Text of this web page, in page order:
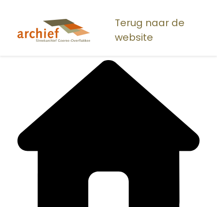
naar
Terug naar de
website